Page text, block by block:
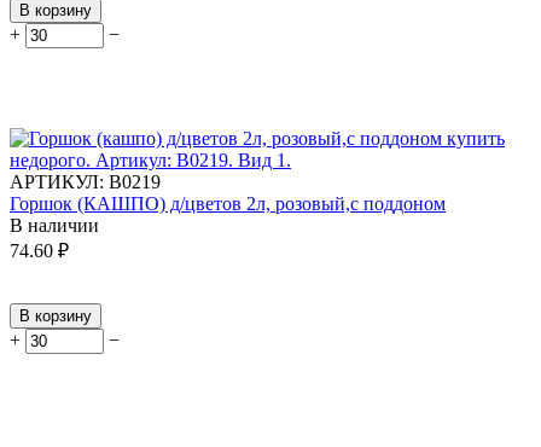
В корзину
+ −
АРТИКУЛ: В0219
Горшок (КАШПО) д/цветов 2л, розовый,с поддоном
В наличии
74.60 ₽
В корзину
+ −